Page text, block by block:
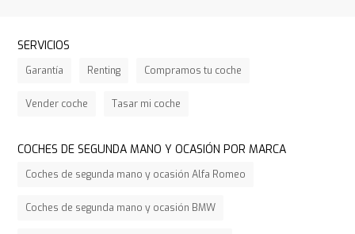
SERVICIOS
Garantía Renting Compramos tu coche
Vender coche Tasar mi coche
COCHES DE SEGUNDA MANO Y OCASIÓN POR MARCA
Coches de segunda mano y ocasión Alfa Romeo
Coches de segunda mano y ocasión BMW